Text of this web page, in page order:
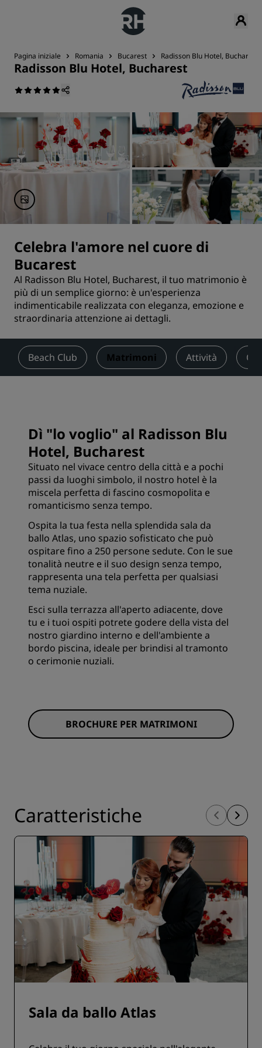
Pagina iniziale Romania Bucarest Radisson Blu Hotel, Bucharest
Radisson Blu Hotel, Bucharest
Celebra l'amore nel cuore di
Bucarest
Al Radisson Blu Hotel, Bucharest, il tuo matrimonio è
più di un semplice giorno: è un'esperienza
indimenticabile realizzata con eleganza, emozione e
straordinaria attenzione ai dettagli.
Beach Club Matrimoni Attività
Dì "lo voglio" al Radisson Blu
Hotel, Bucharest
Situato nel vivace centro della città e a pochi
passi da luoghi simbolo, il nostro hotel è la
miscela perfetta di fascino cosmopolita e
romanticismo senza tempo.
Ospita la tua festa nella splendida sala da
ballo Atlas, uno spazio sofisticato che può
ospitare fino a 250 persone sedute. Con le sue
tonalità neutre e il suo design senza tempo,
rappresenta una tela perfetta per qualsiasi
tema nuziale.
Esci sulla terrazza all'aperto adiacente, dove
tu e i tuoi ospiti potrete godere della vista del
nostro giardino interno e dell'ambiente a
bordo piscina, ideale per brindisi al tramonto
o cerimonie nuziali.
BROCHURE PER MATRIMONI
Caratteristiche
Sala da ballo Atlas